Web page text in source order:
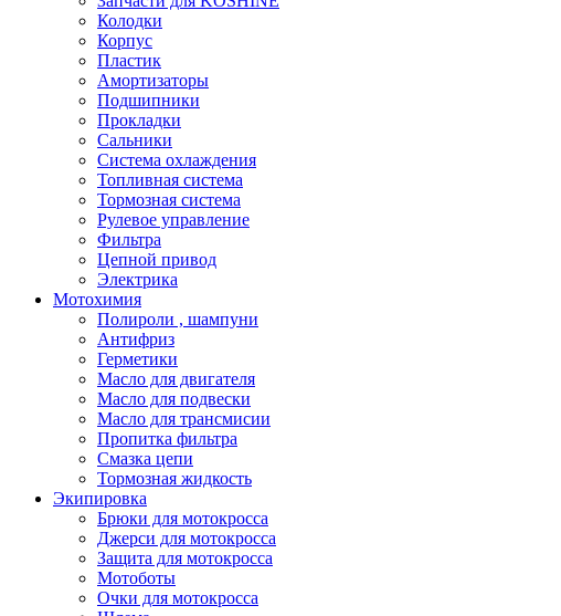
Колодки
Корпус
Пластик
Амортизаторы
Подшипники
Прокладки
Сальники
Система охлаждения
Топливная система
Тормозная система
Рулевое управление
Фильтра
Цепной привод
Электрика
Мотохимия
Полироли , шампуни
Антифриз
Герметики
Масло для двигателя
Масло для подвески
Масло для трансмисии
Пропитка фильтра
Смазка цепи
Тормозная жидкость
Экипировка
Брюки для мотокросса
Джерси для мотокросса
Защита для мотокросса
Мотоботы
Очки для мотокросса